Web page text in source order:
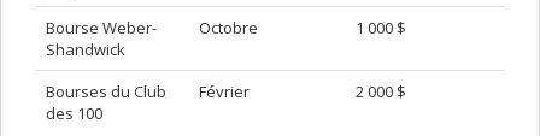
Bourse Weber-
Shandwick
Octobre 1 000 $
Bourses du Club
des 100
Février 2 000 $